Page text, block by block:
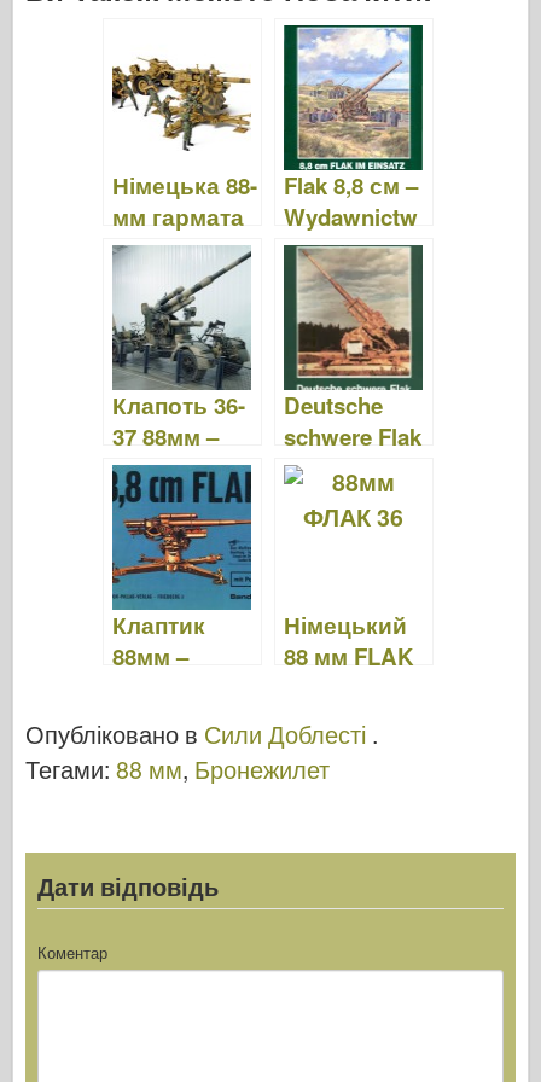
er
ar
d
st
bl o
d
o
n
di
t
e
Німецька 88-
мм гармата
Флак – Сили
доблесті
80070
Flak 8,8 см –
Wydawnictw
o Militaria 147
Клапоть 36-
37 88мм –
прогулянка
навколо
Deutsche
schwere Flak
–
Wydawnictw
o Militaria
Клаптик
88мм –
Арсенал 027
Німецький
88 мм FLAK
Прогулянка
Навколо
Опубліковано в Сили Доблесті .
Тегами: 88 мм, Бронежилет
Дати відповідь
Коментар